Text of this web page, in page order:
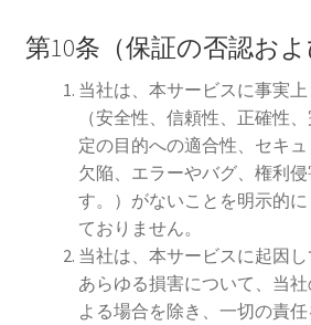
第10条（保証の否認およ
当社は、本サービスに事実
（安全性、信頼性、正確性
定の目的への適合性、セキ
欠陥、エラーやバグ、権利
す。）がないことを明示的
ておりません。
当社は、本サービスに起因
あらゆる損害について、当
よる場合を除き、一切の責